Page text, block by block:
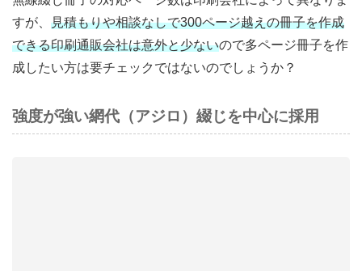
すが、 見積もりや相談なしで300ページ越えの冊子を作成
できる印刷通販会社は意外と少ないので多ページ冊子を作
成したい方は要チェックではないのでしょうか？
強度が強い網代（アジロ）綴じを中心に採用